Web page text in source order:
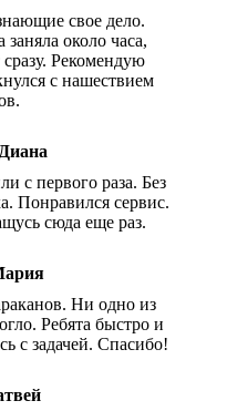
свое дело.
около часа,
сразу. Рекомендую
с нашествием
с первого раза. Без
Понравился сервис.
сюда еще раз.
Ни одно из
Ребята быстро и
с задачей. Спасибо!